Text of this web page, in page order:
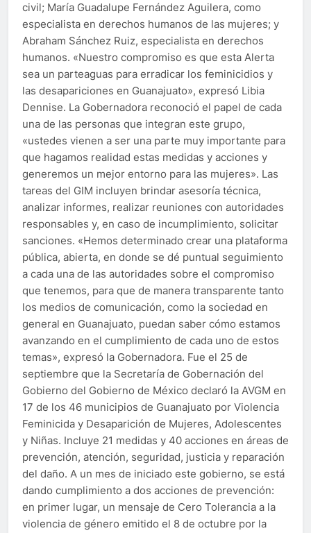
civil; María Guadalupe Fernández Aguilera, como
especialista en derechos humanos de las mujeres; y
Abraham Sánchez Ruiz, especialista en derechos
humanos. «Nuestro compromiso es que esta Alerta
sea un parteaguas para erradicar los feminicidios y
las desapariciones en Guanajuato», expresó Libia
Dennise. La Gobernadora reconoció el papel de cada
una de las personas que integran este grupo,
«ustedes vienen a ser una parte muy importante para
que hagamos realidad estas medidas y acciones y
generemos un mejor entorno para las mujeres». Las
tareas del GIM incluyen brindar asesoría técnica,
analizar informes, realizar reuniones con autoridades
responsables y, en caso de incumplimiento, solicitar
sanciones. «Hemos determinado crear una plataforma
pública, abierta, en donde se dé puntual seguimiento
a cada una de las autoridades sobre el compromiso
que tenemos, para que de manera transparente tanto
los medios de comunicación, como la sociedad en
general en Guanajuato, puedan saber cómo estamos
avanzando en el cumplimiento de cada uno de estos
temas», expresó la Gobernadora. Fue el 25 de
septiembre que la Secretaría de Gobernación del
Gobierno del Gobierno de México declaró la AVGM en
17 de los 46 municipios de Guanajuato por Violencia
Feminicida y Desaparición de Mujeres, Adolescentes
y Niñas. Incluye 21 medidas y 40 acciones en áreas de
prevención, atención, seguridad, justicia y reparación
del daño. A un mes de iniciado este gobierno, se está
dando cumplimiento a dos acciones de prevención:
en primer lugar, un mensaje de Cero Tolerancia a la
violencia de género emitido el 8 de octubre por la